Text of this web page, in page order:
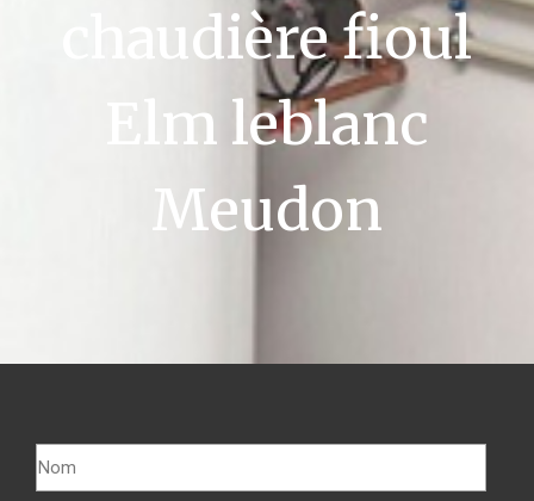
chaudière fioul
Elm leblanc
Meudon